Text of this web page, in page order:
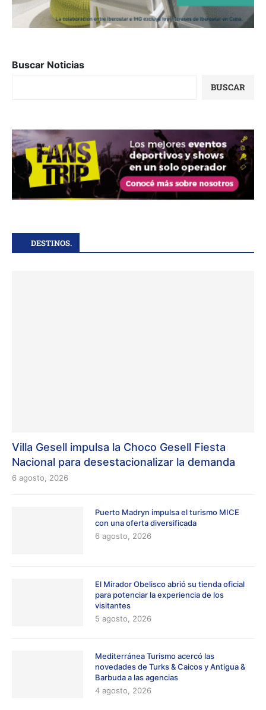
Buscar Noticias
BUSCAR
DESTINOS.
Villa Gesell impulsa la Choco Gesell Fiesta
Nacional para desestacionalizar la demanda
6 agosto, 2026
Puerto Madryn impulsa el turismo MICE
con una oferta diversificada
6 agosto, 2026
El Mirador Obelisco abrió su tienda oficial
para potenciar la experiencia de los
visitantes
5 agosto, 2026
Mediterránea Turismo acercó las
novedades de Turks & Caicos y Antigua &
Barbuda a las agencias
4 agosto, 2026